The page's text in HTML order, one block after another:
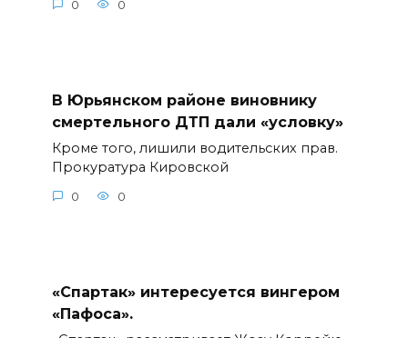
0 0
В Юрьянском районе виновнику
смертельного ДТП дали «условку»
Кроме того, лишили водительских прав.
Прокуратура Кировской
0 0
«Спартак» интересуется вингером
«Пафоса».